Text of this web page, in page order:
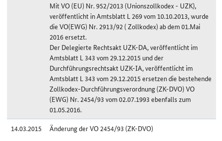
Mit VO (EU) Nr. 952/2013 (Unionszollkodex - UZK),
veröffentlicht in Amtsblatt L 269 vom 10.10.2013, wurde
die VO(EWG) Nr. 2913/92 ( Zollkodex) ab dem 01.Mai
2016 ersetzt.
Der Delegierte Rechtsakt UZK-DA, veröffentlicht im
Amtsblatt L 343 vom 29.12.2015 und der
Durchführungsrechtsakt UZK-IA, veröffentlicht im
Amtsblatt L 343 vom 29.12.2015 ersetzen die bestehende
Zollkodex-Durchführungsverordnung (ZK-DVO) VO
(EWG) Nr. 2454/93 vom 02.07.1993 ebenfalls zum
01.05.2016.
14.03.2015
Änderung der VO 2454/93 (ZK-DVO)